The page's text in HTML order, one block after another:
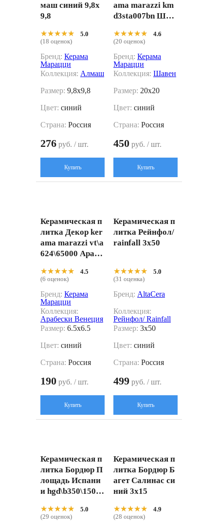
маш синий 9,8x
9,8
★★★★★
★★★★★
5.0
(18 оценок)
Бренд: Керама
Марацци
Коллекция: Алмаш
Размер: 9,8x9,8
Цвет: синий
Страна: Россия
276 руб. / шт.
Купить
ama marazzi km
d3sta007bn Шав
x20
★★★★★
★★★★★
4.6
(20 оценок)
Бренд: Керама
Марацци
Коллекция: Шавен
Размер: 20x20
Цвет: синий
Страна: Россия
450 руб. / шт.
Купить
Керамическая п
литка Декор ker
ama marazzi vt\a
624\65000 Арабе
ий матовый 6.5x
6.5
★★★★★
★★★★★
4.5
(6 оценок)
Бренд: Керама
Марацци
Коллекция:
Арабески Венеция
Размер: 6.5x6.5
Цвет: синий
Страна: Россия
190 руб. / шт.
Купить
Керамическая п
литка Рейнфол/
rainfall 3x50
★★★★★
★★★★★
5.0
(31 оценка)
Бренд: AltaCera
Коллекция:
Рейнфол/ Rainfall
Размер: 3x50
Цвет: синий
Страна: Россия
499 руб. / шт.
Купить
Керамическая п
литка Бордюр П
лощадь Испани
и hgd\b350\15050
★★★★★
★★★★★
5.0
(29 оценок)
Керамическая п
литка Бордюр Б
агет Салинас си
ний 3x15
★★★★★
★★★★★
4.9
(28 оценок)